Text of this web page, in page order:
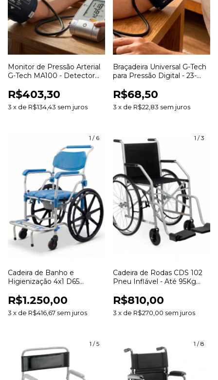
Monitor de Pressão Arterial
G-Tech MA100 - Detector
R$403,30
3 x de R$134,43 sem juros
Braçadeira Universal G-Tech
para Pressão Digital - 23-
R$68,50
3 x de R$22,83 sem juros
1 / 6
Cadeira de Banho e
Higienização 4x1 D65
R$1.250,00
3 x de R$416,67 sem juros
1 /3
Cadeira de Rodas CDS 102
Pneu Inflável - Até 95Kg
R$810,00
3 x de R$270,00 sem juros
1 /5 1 /8